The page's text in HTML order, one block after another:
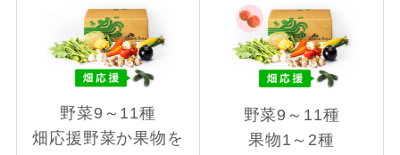
野菜9～11種
畑応援野菜か果物を
野菜9～11種
果物1～2種